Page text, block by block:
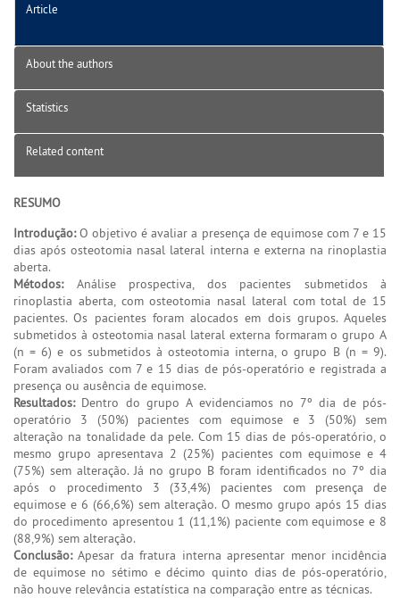
Article
About the authors
Statistics
Related content
RESUMO
Introdução:O objetivo é avaliar a presença de equimose com 7 e 15
dias após osteotomia nasal lateral interna e externa na rinoplastia
aberta.
Métodos:Análise prospectiva, dos pacientes submetidos à
rinoplastia aberta, com osteotomia nasal lateral com total de 15
pacientes. Os pacientes foram alocados em dois grupos. Aqueles
submetidos à osteotomia nasal lateral externa formaram o grupo A
(n = 6) e os submetidos à osteotomia interna, o grupo B (n = 9).
Foram avaliados com 7 e 15 dias de pós-operatório e registrada a
presença ou ausência de equimose.
Resultados:Dentro do grupo A evidenciamos no 7º dia de pós-
operatório 3 (50%) pacientes com equimose e 3 (50%) sem
alteração na tonalidade da pele. Com 15 dias de pós-operatório, o
mesmo grupo apresentava 2 (25%) pacientes com equimose e 4
(75%) sem alteração. Já no grupo B foram identificados no 7º dia
após o procedimento 3 (33,4%) pacientes com presença de
equimose e 6 (66,6%) sem alteração. O mesmo grupo após 15 dias
do procedimento apresentou 1 (11,1%) paciente com equimose e 8
(88,9%) sem alteração.
Conclusão:Apesar da fratura interna apresentar menor incidência
de equimose no sétimo e décimo quinto dias de pós-operatório,
não houve relevância estatística na comparação entre as técnicas.